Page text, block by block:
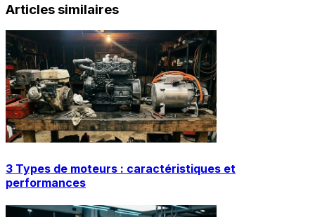
Articles similaires
3 Types de moteurs : caractéristiques et
performances